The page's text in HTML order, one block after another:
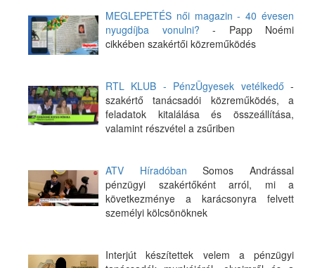
MEGLEPETÉS női magazin - 40 évesen
nyugdíjba vonulni? - Papp Noémi
cikkében szakértői közreműködés
RTL KLUB - PénzÜgyesek vetélkedő -
szakértő tanácsadói közreműködés, a
feladatok kitalálása és összeállítása,
valamint részvétel a zsűriben
ATV Híradóban Somos Andrással
pénzügyi szakértőként arról, mi a
következménye a karácsonyra felvett
személyi kölcsönöknek
Interjút készítettek velem a pénzügyi